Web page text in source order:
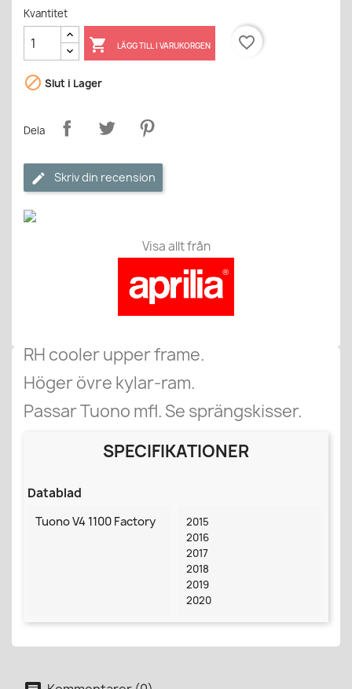
Kvantitet
 LÄGG TILL I VARUKORGEN favorite_border
 Slut i Lager
Dela
Skriv din recension
Visa allt från
RH cooler upper frame.
Höger övre kylar-ram.
Passar Tuono mfl. Se sprängskisser.
SPECIFIKATIONER
Datablad
Tuono V4 1100 Factory
2015
2016
2017
2018
2019
2020